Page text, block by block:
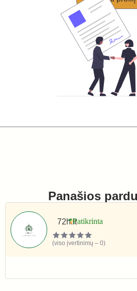
Panašios
72h.lt
(viso įvertinimų – 0)